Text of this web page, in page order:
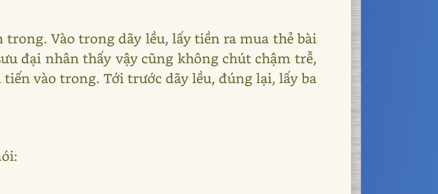
trong. Vào trong dãy lều, lấy tiền ra mua thẻ bài
đại nhân thấy vậy cũng không chút chậm trễ,
vào trong. Tới trước dãy lều, đúng lại, lấy ba